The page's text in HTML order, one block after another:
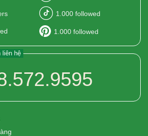
1.000 followed
1.000 followed
liên hệ